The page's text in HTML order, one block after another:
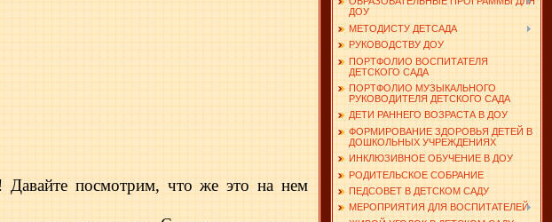
Давайте посмотрим, что же это на нем
ДОУ
МЕТОДИСТУ ДЕТСАДА
РУКОВОДСТВУ ДОУ
ПОРТФОЛИО ВОСПИТАТЕЛЯ
ДЕТСКОГО САДА
ПОРТФОЛИО МУЗЫКАЛЬНОГО
РУКОВОДИТЕЛЯ ДЕТСКОГО САДА
ДЕТИ РАННЕГО ВОЗРАСТА В ДОУ
ФОРМИРОВАНИЕ ЗДОРОВЬЯ ДЕТЕЙ В
ДОШКОЛЬНЫХ УЧРЕЖДЕНИЯХ
ИНКЛЮЗИВНОЕ ОБУЧЕНИЕ В ДОУ
РОДИТЕЛЬСКОЕ СОБРАНИЕ
ПЕДСОВЕТ В ДЕТСКОМ САДУ
МЕРОПРИЯТИЯ ДЛЯ ВОСПИТАТЕЛЕЙ